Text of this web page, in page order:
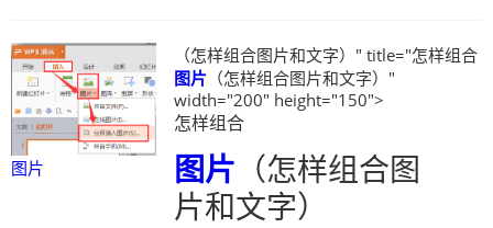
图片
（怎样组合图片和文字）" title="怎样组合
图片 （怎样组合图片和文字）"
width="200" height="150">
怎样组合
图片 （怎样组合图
片和文字）